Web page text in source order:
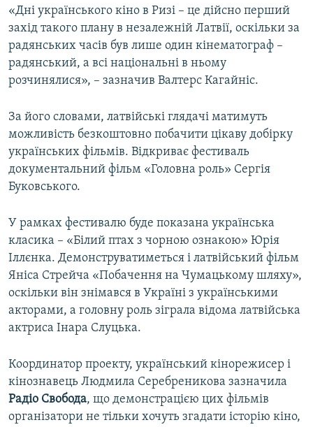
«Дні українського кіно в Ризі – це дійсно перший
захід такого плану в незалежній Латвії, оскільки за
радянських часів був лише один кінематограф –
радянський, а всі національні в ньому
розчинялися», – зазначив Валтерс Кагайніс.
За його словами, латвійські глядачі матимуть
можливість безкоштовно побачити цікаву добірку
українських фільмів. Відкриває фестиваль
документальний фільм «Головна роль» Сергія
Буковського.
У рамках фестивалю буде показана українська
класика – «Білий птах з чорною ознакою» Юрія
Іллєнка. Демонструватиметься і латвійський фільм
Яніса Стрейча «Побачення на Чумацькому шляху»,
оскільки він знімався в Україні з українськими
акторами, а головну роль зіграла відома латвійська
актриса Інара Слуцька.
Координатор проекту, український кінорежисер і
кінознавець Людмила Серебреникова зазначила
Радіо Свобода, що демонстрацією цих фільмів
організатори не тільки хочуть згадати історію кіно,